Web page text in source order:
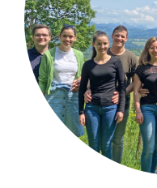
Heiligtum
Preise
/
Buchen
Veranstaltungen